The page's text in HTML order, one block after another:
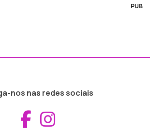
PUB
nos nas redes sociais
Aceder ao